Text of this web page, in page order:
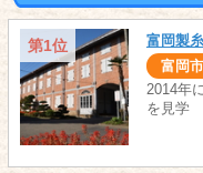
第1位 富岡製
富岡市
2014年
を見学